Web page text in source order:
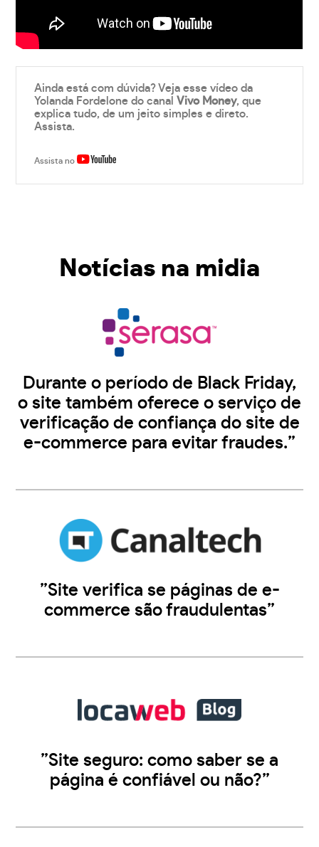
Ainda está com dúvida? Veja esse vídeo da
Yolanda Fordelone do canalVivo Money, que
explica tudo, de um jeito simples e direto.
Assista.
Assista no
Notícias na midia
Durante o período de Black Friday,
o site também oferece o serviço de
verificação de confiança do site de
e-commerce para evitar fraudes.”
”Site verifica se páginas de e-
commerce são fraudulentas”
”Site seguro: como saber se a
página é confiável ou não?”